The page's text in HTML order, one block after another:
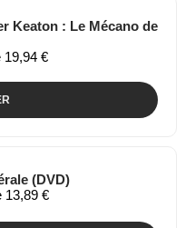
Keaton : Le Mécano de
€
(DVD)
13,89 €